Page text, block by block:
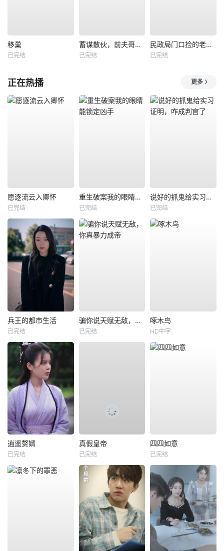
移巢
已完结
蓄谋散伙，前夫哥对我怦然心动
已完结
民政局门口捡的老公身份藏不住了
已完结
正在热播 更多
愿逐流云入卿怀
已完结
重生破案我的眼睛能锁定凶手
已完结
说好的抓鬼给实习证明，咋成判官了
已完结
兵王的都市生活
已完结
骗你说天赋无敌，你真暴力成帝
已完结
啄木鸟
HD中字
逍遥赘婿
已完结
真假皇帝
已完结
四四如意
已完结